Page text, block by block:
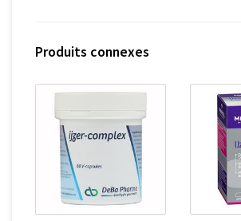
Produits connexes